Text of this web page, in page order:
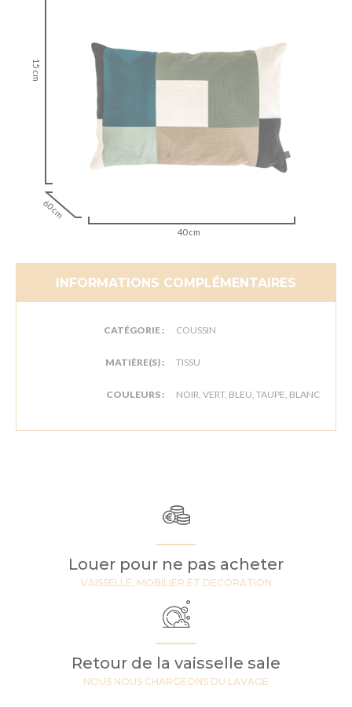
15 cm
60 cm
40 cm
INFORMATIONS COMPLÉMENTAIRES
CATÉGORIE : COUSSIN
MATIÈRE(S) : TISSU
COULEURS : NOIR, VERT, BLEU, TAUPE, BLANC
Louer pour ne pas acheter
VAISSELLE, MOBILIER ET DECORATION
Retour de la vaisselle sale
NOUS NOUS CHARGEONS DU LAVAGE